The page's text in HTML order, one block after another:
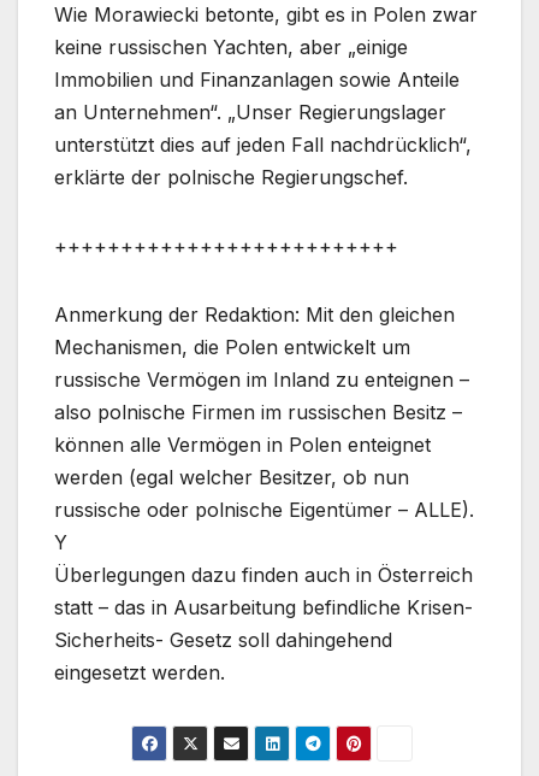
Wie Morawiecki betonte, gibt es in Polen zwar
keine russischen Yachten, aber „einige
Immobilien und Finanzanlagen sowie Anteile
an Unternehmen“. „Unser Regierungslager
unterstützt dies auf jeden Fall nachdrücklich“,
erklärte der polnische Regierungschef.
++++++++++++++++++++++++++
Anmerkung der Redaktion: Mit den gleichen
Mechanismen, die Polen entwickelt um
russische Vermögen im Inland zu enteignen –
also polnische Firmen im russischen Besitz –
können alle Vermögen in Polen enteignet
werden (egal welcher Besitzer, ob nun
russische oder polnische Eigentümer – ALLE).
Y
Überlegungen dazu finden auch in Österreich
statt – das in Ausarbeitung befindliche Krisen-
Sicherheits- Gesetz soll dahingehend
eingesetzt werden.